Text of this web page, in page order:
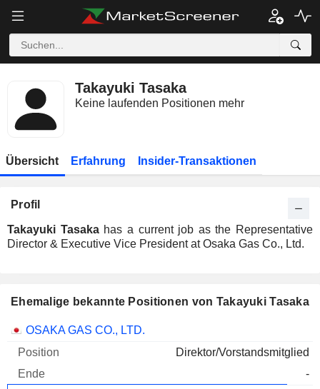
Takayuki Tasaka
Keine laufenden Positionen mehr
Übersicht Erfahrung Insider-Transaktionen
Profil
Takayuki Tasakahas a current job as the Representative
Director & Executive Vice President at Osaka Gas Co., Ltd.
Ehemalige bekannte Positionen von Takayuki Tasaka
Unternehmen Position Ende
OSAKA GAS CO., LTD.
Direktor/Vorstandsmitglied
-